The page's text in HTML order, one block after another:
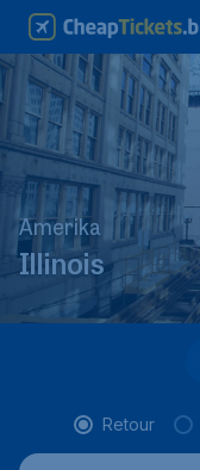
Amerika
Illinois
Retour